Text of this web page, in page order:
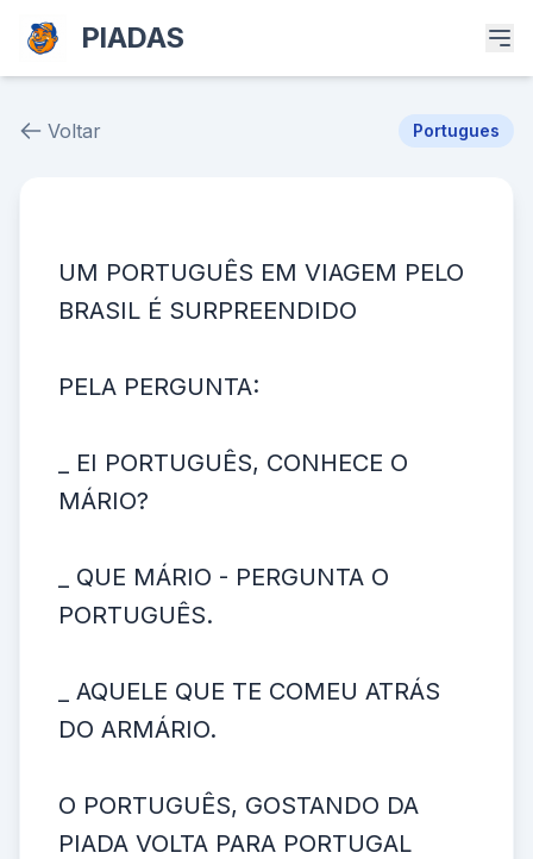
PIADAS
Voltar Portugues
UM PORTUGUÊS EM VIAGEM PELO
BRASIL É SURPREENDIDO
PELA PERGUNTA:
_ EI PORTUGUÊS, CONHECE O
MÁRIO?
_ QUE MÁRIO - PERGUNTA O
PORTUGUÊS.
_ AQUELE QUE TE COMEU ATRÁS
DO ARMÁRIO.
O PORTUGUÊS, GOSTANDO DA
PIADA VOLTA PARA PORTUGAL